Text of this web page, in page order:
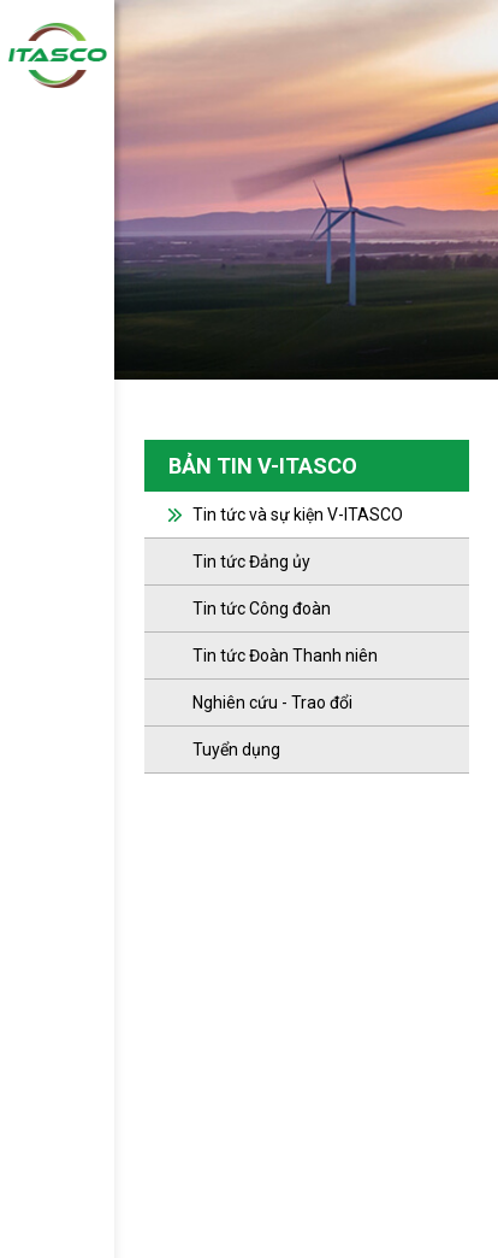
BẢN TIN V-ITASCO
Tin tức và sự kiện V-ITASCO
Tin tức Đảng ủy
Tin tức Công đoàn
Tin tức Đoàn Thanh niên
Nghiên cứu - Trao đổi
Tuyển dụng